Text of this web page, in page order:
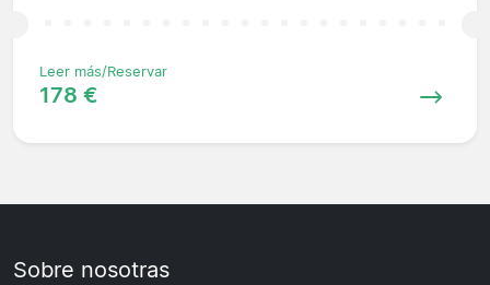
Leer más/Reservar
178 €
Sobre nosotras